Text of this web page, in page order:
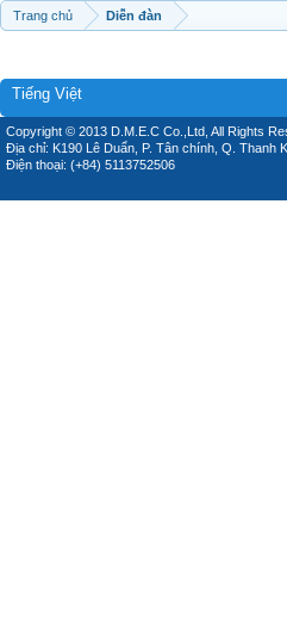
Trang chủ Diễn đàn
Tiếng Việt
Copyright © 2013 D.M.E.C Co.,Ltd, All Rights
Địa chỉ: K190 Lê Duẩn, P. Tân chính, Q. Thanh
Điện thoại: (+84) 5113752506